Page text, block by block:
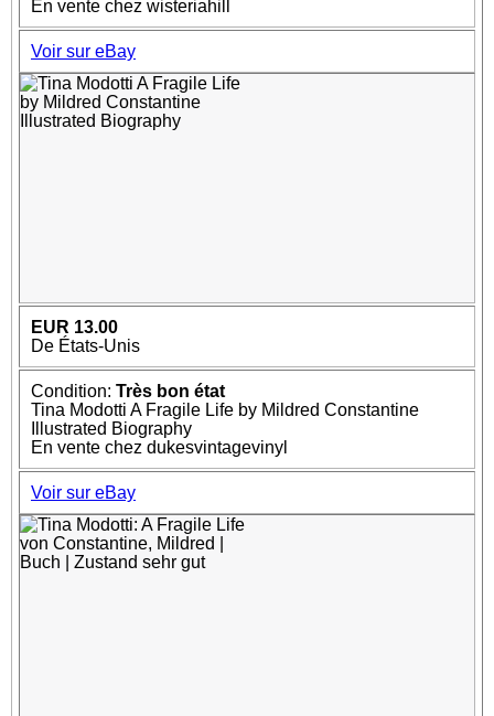
En vente chez wisteriahill
Voir sur eBay
EUR 13.00
De États-Unis
Condition: Très bon état
Tina Modotti A Fragile Life by Mildred Constantine
Illustrated Biography
En vente chez dukesvintagevinyl
Voir sur eBay